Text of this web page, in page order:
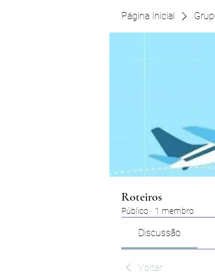
Página Inicial
Roteiros
Público · 1 membro
Discussão
Voltar